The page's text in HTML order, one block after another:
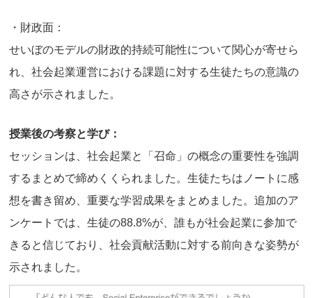
・財政面：
せいぼのモデルの財政的持続可能性について関心が寄せら
れ、社会起業運営における課題に対する生徒たちの意識の
高さが示されました。
授業後の考察と学び：
セッションは、社会起業と「召命」の概念の重要性を強調
するまとめで締めくくられました。生徒たちはノートに感
想を書き留め、重要な学習成果をまとめました。追加のア
ンケートでは、生徒の88.8%が、誰もが社会起業に参加で
きると信じており、社会貢献活動に対する前向きな姿勢が
示されました。